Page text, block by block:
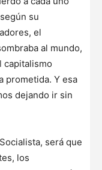
su
el
al mundo,
capitalismo
prometida. Y esa
dejando ir sin
será que
los